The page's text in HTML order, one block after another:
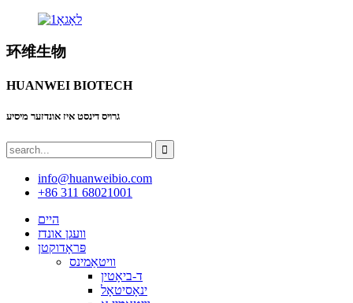
环维生物
HUANWEI BIOTECH
גרויס דינסט איז אונדזער מיסיע
info@huanweibio.com
+86 311 68021001
היים
וועגן אונדז
פּראָדוקטן
וויטאַמינס
ד-ביאָטין
ינאָסיטאָל